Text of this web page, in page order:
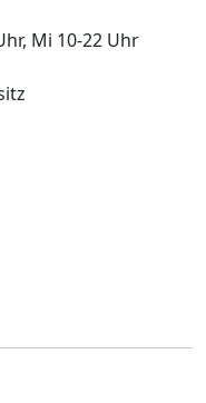
Mi 10-22 Uhr